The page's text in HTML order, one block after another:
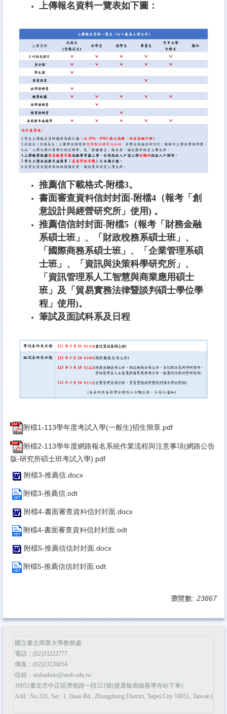
上傳報名資料一覽表如下圖：
推薦信下載格式-附檔3。
書面審查資料信封封面-附檔4（報考「創
意設計與經營研究所」使用) 。
推薦信信封封面-附檔5（報考「財務金融
系碩士班」、「財政稅務系碩士班」、
「國際商務系碩士班」、「企業管理系碩
士班」、「資訊與決策科學研究所」、
「資訊管理系人工智慧與商業應用碩士
班」及「貿易實務法律暨談判碩士學位學
程」使用)。
筆試及面試科系及日程
附檔1-113學年度考試入學(一般生)招生簡章.pdf
附檔2-113學年度網路報名系統作業流程與注意事項(網路公告
版-研究所碩士班考試入學).pdf
附檔3-推薦信.docx
附檔3-推薦信.odt
附檔4-書面審查資料信封封面.docx
附檔4-書面審查資料信封封面.odt
附檔5-推薦信信封封面.docx
附檔5-推薦信信封封面.odt
瀏覽數: 23867
國立臺北商業大學教務處
電話：(02)33222777
傳真：(02)23226054
信箱：ntubadmis@ntub.edu.tw
10051臺北市中正區濟南路一段321號(捷運板南線善導寺站下車)
Add.: No.321, Sec. 1, Jinan Rd., Zhongzheng District, Taipei City 10051, Taiwan